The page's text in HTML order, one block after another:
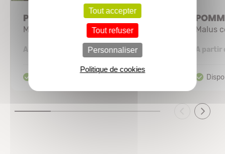
POMMIER 'Royal gala'
Malus communis
A partir de 12,63 €
Malus
A partir
Tout accepter
Tout refuser
Personnaliser
Politique de cookies